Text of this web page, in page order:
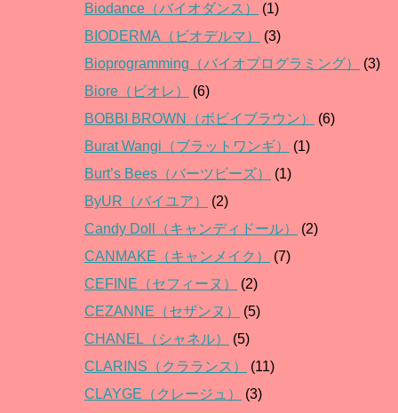
Biodance（バイオダンス）
(1)
BIODERMA（ビオデルマ）
(3)
Bioprogramming（バイオプログラミング）
(3)
Biore（ビオレ）
(6)
BOBBI BROWN（ボビイブラウン）
(6)
Burat Wangi（ブラットワンギ）
(1)
Burt’s Bees（バーツビーズ）
(1)
ByUR（バイユア）
(2)
Candy Doll（キャンディドール）
(2)
CANMAKE（キャンメイク）
(7)
CEFINE（セフィーヌ）
(2)
CEZANNE（セザンヌ）
(5)
CHANEL（シャネル）
(5)
CLARINS（クラランス）
(11)
CLAYGE（クレージュ）
(3)